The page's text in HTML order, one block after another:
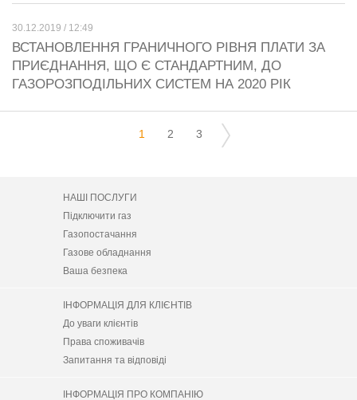
30.12.2019 / 12:49
ВСТАНОВЛЕННЯ ГРАНИЧНОГО РІВНЯ ПЛАТИ ЗА
ПРИЄДНАННЯ, ЩО Є СТАНДАРТНИМ, ДО
ГАЗОРОЗПОДІЛЬНИХ СИСТЕМ НА 2020 РІК
1 2 3
НАШІ ПОСЛУГИ
Підключити газ
Газопостачання
Газове обладнання
Ваша безпека
ІНФОРМАЦІЯ ДЛЯ КЛІЄНТІВ
До уваги клієнтів
Права споживачів
Запитання та відповіді
ІНФОРМАЦІЯ ПРО КОМПАНІЮ